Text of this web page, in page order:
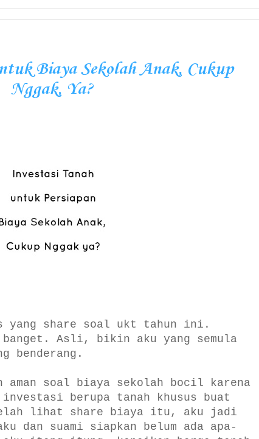
Biaya Sekolah Anak, Cukup
Nggak, Ya?
yang share soal ukt tahun ini.
banget. Asli, bikin aku yang semula
benderang.
aman soal biaya sekolah bocil karena
berupa tanah khusus buat
lihat share biaya itu, aku jadi
dan suami siapkan belum ada apa-